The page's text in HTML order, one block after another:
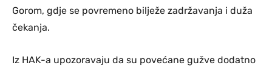
Gorom, gdje se povremeno bilježe zadržavanja i duža
čekanja.
Iz HAK-a upozoravaju da su povećane gužve dodatno